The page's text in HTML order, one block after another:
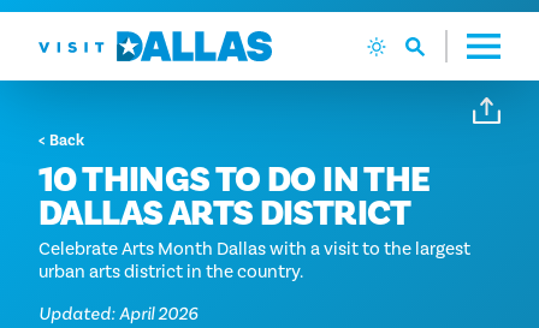
Vai al contenuto
< Back
10 THINGS TO DO IN THE
DALLAS ARTS DISTRICT
Celebrate Arts Month Dallas with a visit to the largest
urban arts district in the country.
Updated: April 2026